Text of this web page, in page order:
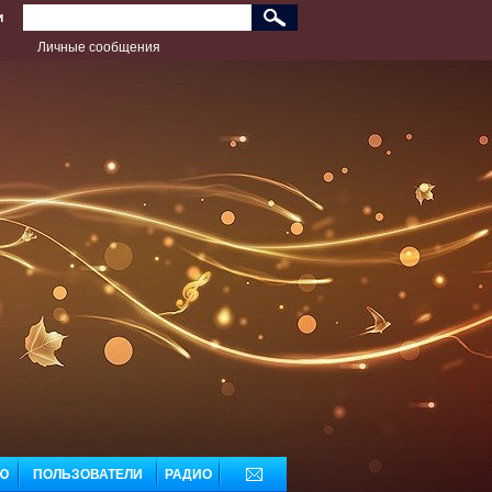
Личные сообщения
ПОЛЬЗОВАТЕЛИ РАДИО